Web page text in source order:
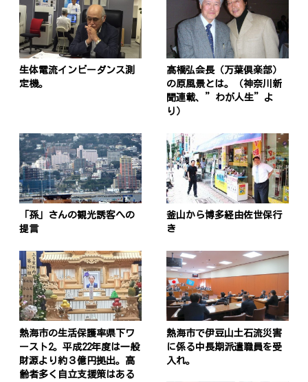
生体電流インビーダンス測
定機。
髙橋弘会長（万葉倶楽部）
の原風景とは。（神奈川新
聞連載、”わが人生”よ
り）
「孫」さんの観光誘客への
提言
釜山から博多経由佐世保行
き
熱海市の生活保護率県下ワ
ースト2。平成22年度は一般
財源より約３億円拠出。高
齢者多く自立支援策はある
熱海市で伊豆山土石流災害
に係る中長期派遣職員を受
入れ。